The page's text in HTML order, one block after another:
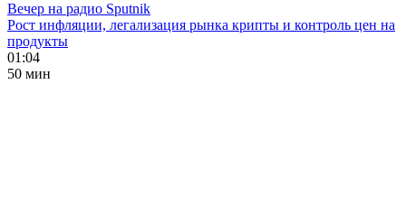
Вечер на радио Sputnik
Рост инфляции, легализация рынка крипты и контроль цен на
продукты
01:04
50 мин